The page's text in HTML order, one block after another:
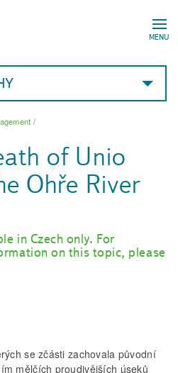
MENU
/
of Unio
Ohře River
in Czech only. For
on this topic, please
se zčásti zachovala původní
mělčích proudivějších úseků